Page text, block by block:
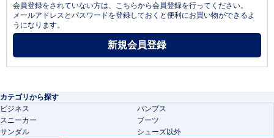
会員登録をされていない方は、こちらから会員登録を行ってください。
メールアドレスとパスワードを登録しておくと便利にお買い物ができるよ
うになります。
カテゴリから探す
ビジネス
パンプス
スニーカー
ブーツ
サンダル
シューズ以外